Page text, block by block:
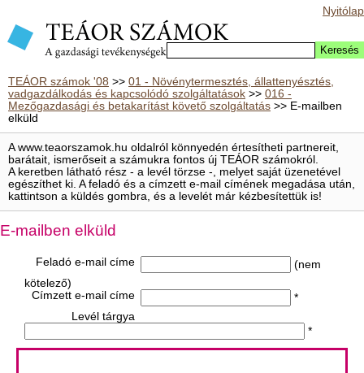
Nyitólap
TEÁOR számok '08 >> 01 - Növénytermesztés, állattenyésztés,
vadgazdálkodás és kapcsolódó szolgáltatások >> 016 -
Mezőgazdasági és betakarítást követő szolgáltatás >> E-mailben
elküld
A www.teaorszamok.hu oldalról könnyedén értesítheti partnereit,
barátait, ismerőseit a számukra fontos új TEÁOR számokról.
A keretben látható rész - a levél törzse -, melyet saját üzenetével
egészíthet ki. A feladó és a címzett e-mail címének megadása után,
kattintson a küldés gombra, és a levelét már kézbesítettük is!
E-mailben elküld
Feladó e-mail címe
(nem
kötelező)
Címzett e-mail címe
*
Levél tárgya
*